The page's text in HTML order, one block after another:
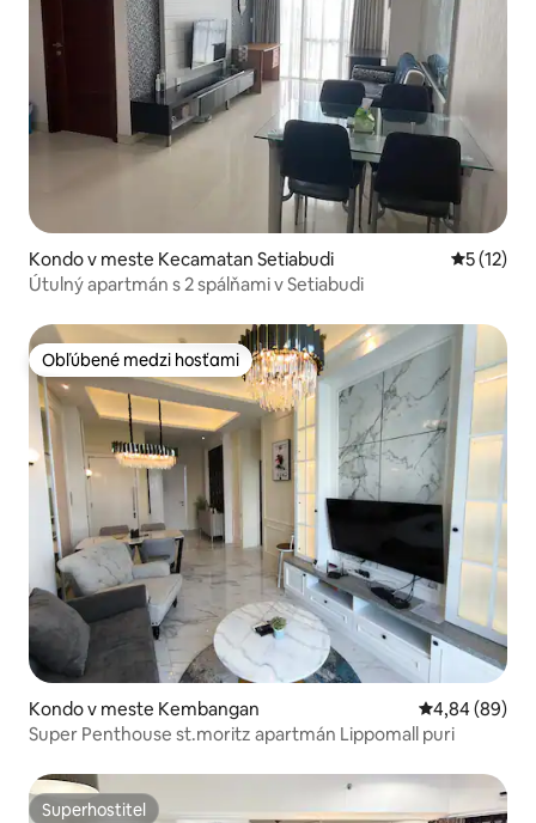
Kondo v meste Kecamatan Setiabudi
5 (12)
Útulný apartmán s 2 spálňami v Setiabudi
Obľúbené medzi hosťami
Obľúbené medzi hosťami
Kondo v meste Kembangan Priemerné
4,84 (89)
Super Penthouse st.moritz apartmán Lippomall puri
Superhostiteľ